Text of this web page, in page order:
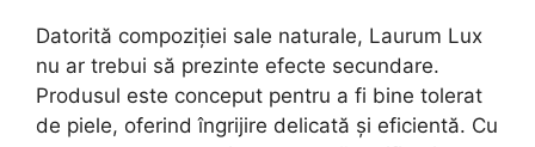
Datorită compoziției sale naturale, Laurum Lux
nu ar trebui să prezinte efecte secundare.
Produsul este conceput pentru a fi bine tolerat
de piele, oferind îngrijire delicată și eficientă. Cu